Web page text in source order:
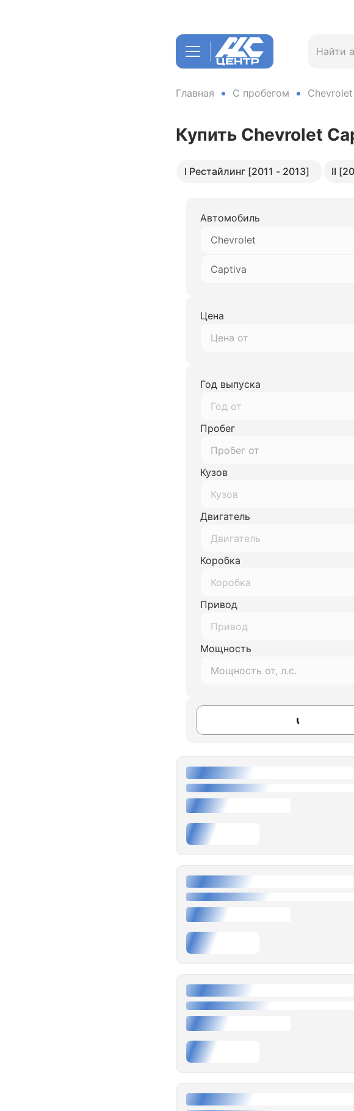
Главная С пробегом Chevrolet
Купить Chevrolet
I Рестайлинг [2011 - 2013] II
Автомобиль
Chevrolet
Captiva
Цена
Год выпуска
Год от
Пробег
Кузов
Кузов
Двигатель
Двигатель
Коробка
Коробка
Привод
Привод
Мощность